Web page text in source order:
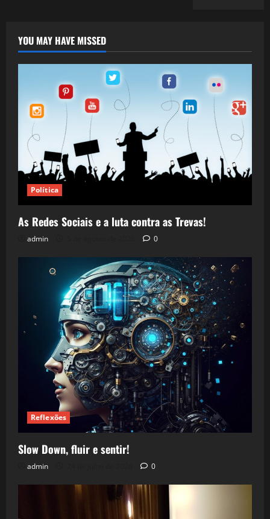
YOU MAY HAVE MISSED
Política
As Redes Sociais e a luta contra as Trevas!
admin 0
Reflexões
Slow Down, fluir e sentir!
admin 0